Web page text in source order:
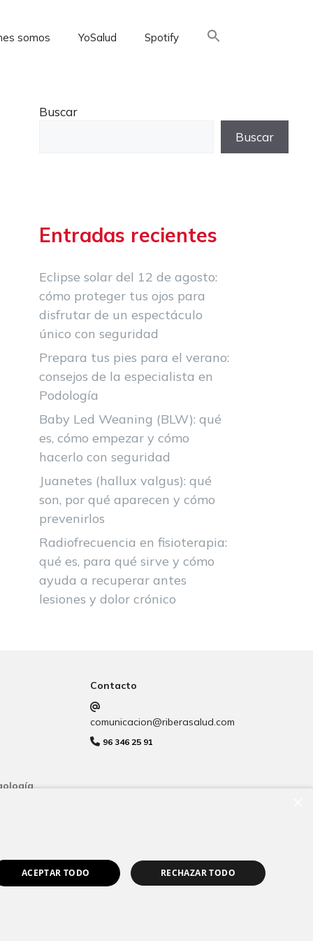
somos YoSalud Spotify
Buscar
Buscar
Entradas recientes
Eclipse solar del 12 de agosto:
cómo proteger tus ojos para
disfrutar de un espectáculo
único con seguridad
Prepara tus pies para el verano:
consejos de la especialista en
Podología
Baby Led Weaning (BLW): qué
es, cómo empezar y cómo
hacerlo con seguridad
Juanetes (hallux valgus): qué
son, por qué aparecen y cómo
prevenirlos
Radiofrecuencia en fisioterapia:
qué es, para qué sirve y cómo
ayuda a recuperar antes
lesiones y dolor crónico
Contacto
comunicacion@riberasalud.com
96 346 25 91
ACEPTAR TODO RECHAZAR TODO